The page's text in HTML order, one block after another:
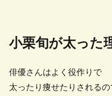
小栗旬が太った
俳優さんはよく役作りで
太ったり痩せたりされるの